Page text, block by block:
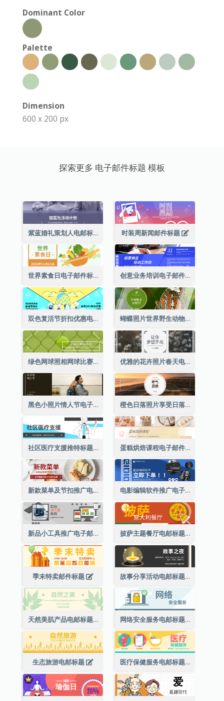
Dominant Color
Palette
Dimension
600 x 200 px
探索更多 电子邮件标题 模板
紫蓝婚礼策划人电邮标题 时装周新闻邮件标题
世界素食日电子邮件标题 创意业务培训电子邮件标题
双色复活节折扣优惠电邮标题 蝴蝶照片世界野生动物日电子邮件标题
绿色网球照相网球比赛电子邮件标头 优雅的花卉照片春天电子邮件标题
黑色小照片情人节电子邮件标题 橙色日落照片享受日落电子邮件标题
社区医疗支援推特标题 蛋糕烘焙课程电子邮件标题
新款菜单及节扣推广电邮标题 电影编辑软件推广电子邮件标题
新品小工具推广电子邮件标题 披萨主题餐厅电邮标题
季末特卖邮件标题 故事分享活动电邮标题
天然美肌产品电邮标题 网络安全服务电邮标题
生态旅游电邮标题 医疗保健服务电邮标题